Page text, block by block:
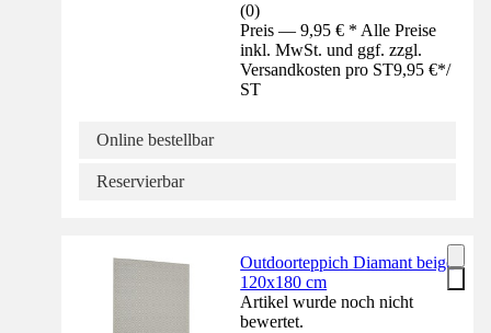
(0)
Preis — 9,95 € * Alle Preise
inkl. MwSt. und ggf. zzgl.
Versandkosten pro ST9,95 €*/
ST
Online bestellbar
Reservierbar
Outdoorteppich Diamant beige
120x180 cm
Artikel wurde noch nicht
bewertet.